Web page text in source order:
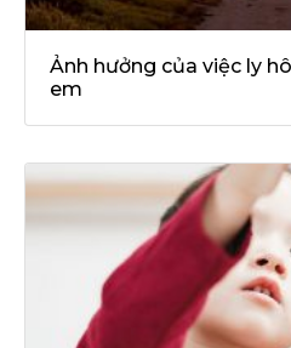
Ảnh hưởng của việc ly
em